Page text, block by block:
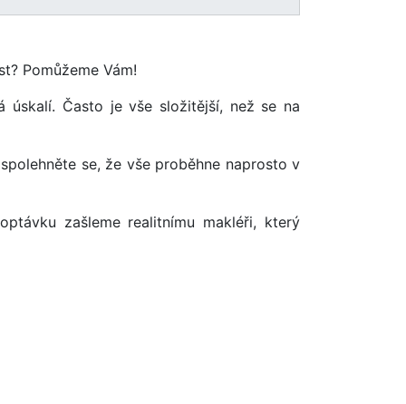
Pomůžeme Vám!
úskalí. Často je vše složitější, než se na
se, že vše proběhne naprosto v
zašleme realitnímu makléři, který